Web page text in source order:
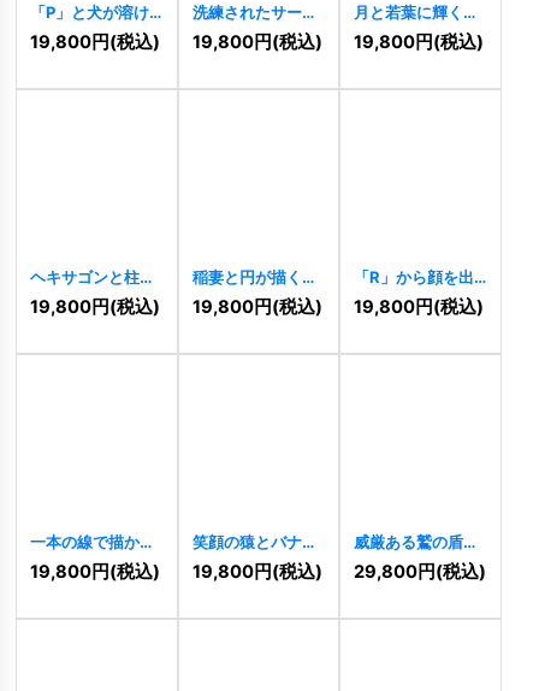
「P」と犬が溶け
合うナチュラルな
ロゴ 11480]
19,800円(税込)
洗練されたサーク
ルスタイルの
「AS」のロゴ
19,800円(税込)
月と若葉に輝く
「A」のナチュラ
ルロゴ [ 11478]
19,800円(税込)
ヘキサゴンと柱が
調和する信頼の建
築ロゴ [ 11475]
19,800円(税込)
稲妻と円が描くエ
ネルギッシュなロ
ゴ [ 11476 ]
19,800円(税込)
「R」から顔を出
すうさぎのロゴ
11473 ]
19,800円(税込)
一本の線で描かれ
た優雅な王冠のロ
ゴ [ 11474 ]
19,800円(税込)
笑顔の猿とバナナ
ロゴ[11471]
19,800円(税込)
威厳ある鷲の盾ロ
ゴ[ 11472]
29,800円(税込)